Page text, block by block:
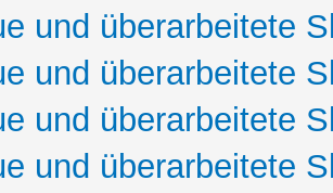
und überarbeitete
und überarbeitete
und überarbeitete
und überarbeitete